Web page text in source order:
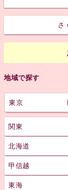
さ
地域で探す
東京
関東
北海道
甲信越
東海